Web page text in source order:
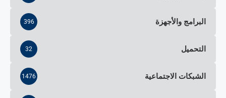
البرامج والأجهزة 396
التحميل 32
الشبكات الاجتماعية 1476